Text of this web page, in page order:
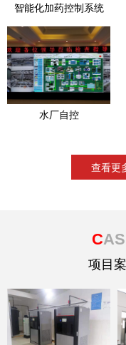
智能化加药控制系统
水厂自控
查看更
C
项目